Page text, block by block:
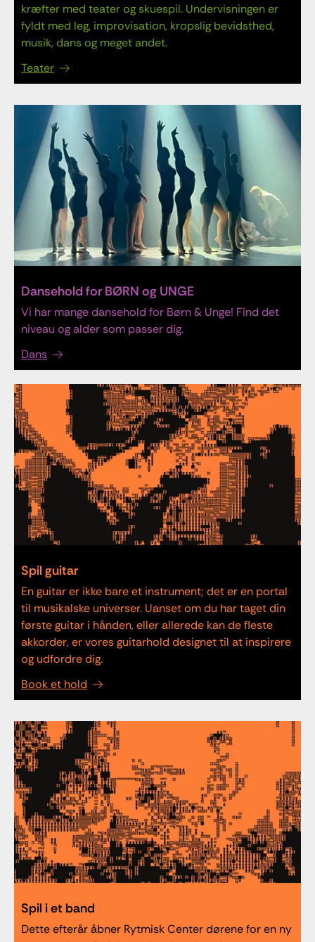
kræfter med teater og skuespil. Undervisningen er
fyldt med leg, improvisation, kropslig bevidsthed,
musik, dans og meget andet.
Teater
Dansehold for BØRN og UNGE
Vi har mange dansehold for Børn & Unge! Find det
niveau og alder som passer dig.
Dans
Spil guitar
En guitar er ikke bare et instrument; det er en portal
til musikalske universer. Uanset om du har taget din
første guitar i hånden, eller allerede kan de fleste
akkorder, er vores guitarhold designet til at inspirere
og udfordre dig.
Book et hold
Spil i et band
Dette efterår åbner Rytmisk Center dørene for en ny